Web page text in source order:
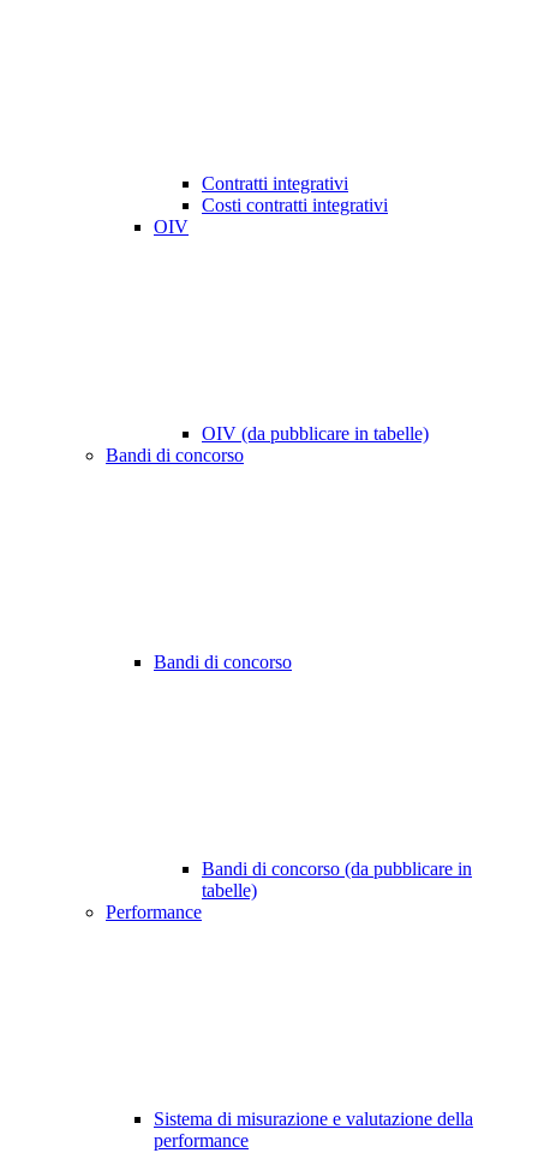
Contratti integrativi
Costi contratti integrativi
OIV
OIV (da pubblicare in tabelle)
Bandi di concorso
Bandi di concorso
Bandi di concorso (da pubblicare in
tabelle)
Performance
Sistema di misurazione e valutazione della
performance